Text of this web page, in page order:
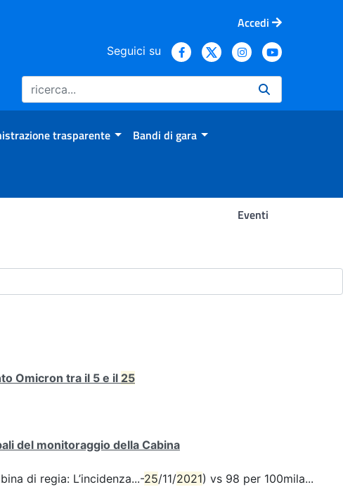
Accedi
Seguici su
trasparente Bandi di gara
Eventi
Omicron tra il 5 e il 25
del monitoraggio della Cabina
di regia: L’incidenza...-25/11/2021) vs 98 per 100mila...